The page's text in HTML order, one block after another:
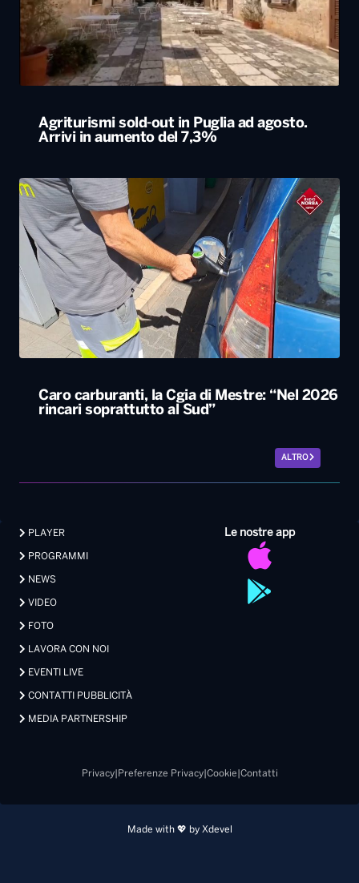
Agriturismi sold-out in Puglia ad agosto.
Arrivi in aumento del 7,3%
Caro carburanti, la Cgia di Mestre: “Nel 2026
rincari soprattutto al Sud”
ALTRO
Le nostre app
PLAYER
PROGRAMMI
NEWS
VIDEO
FOTO
LAVORA CON NOI
EVENTI LIVE
CONTATTI PUBBLICITÀ
MEDIA PARTNERSHIP
Privacy| Preferenze Privacy| Cookie Contatti
Made with 💖 by Xdevel